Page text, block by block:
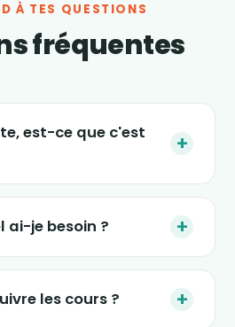
À TES QUESTIONS
fréquentes
est-ce que c'est
+
s'adaptent à tous
conçu pour
sans impact et sans
ai-je besoin ? +
une tablette, un ordinateur
un petit espace dans ton
Certaines
les cours ? +